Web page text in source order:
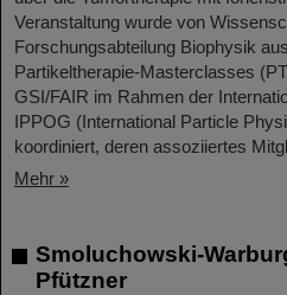
Veranstaltung wurde von
Forschungsabteilung Biophysik
Partikeltherapie-Masterclasses
GSI/FAIR im Rahmen der
IPPOG (International Particle
koordiniert, deren assoziiertes
Mehr »
Smoluchowski-
Pfützner